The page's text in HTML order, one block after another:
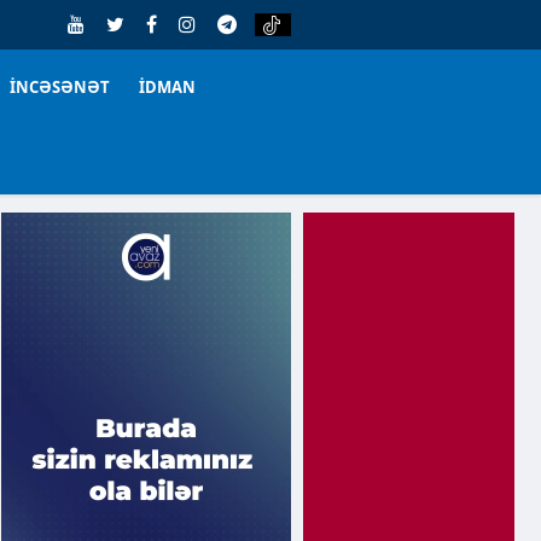
İNCƏSƏNƏT İDMAN